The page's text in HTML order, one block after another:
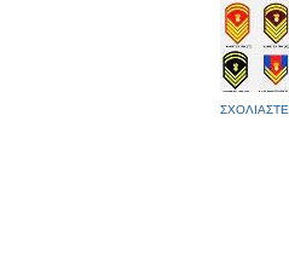
ΣΧΟΛΙΑΣΤΕ